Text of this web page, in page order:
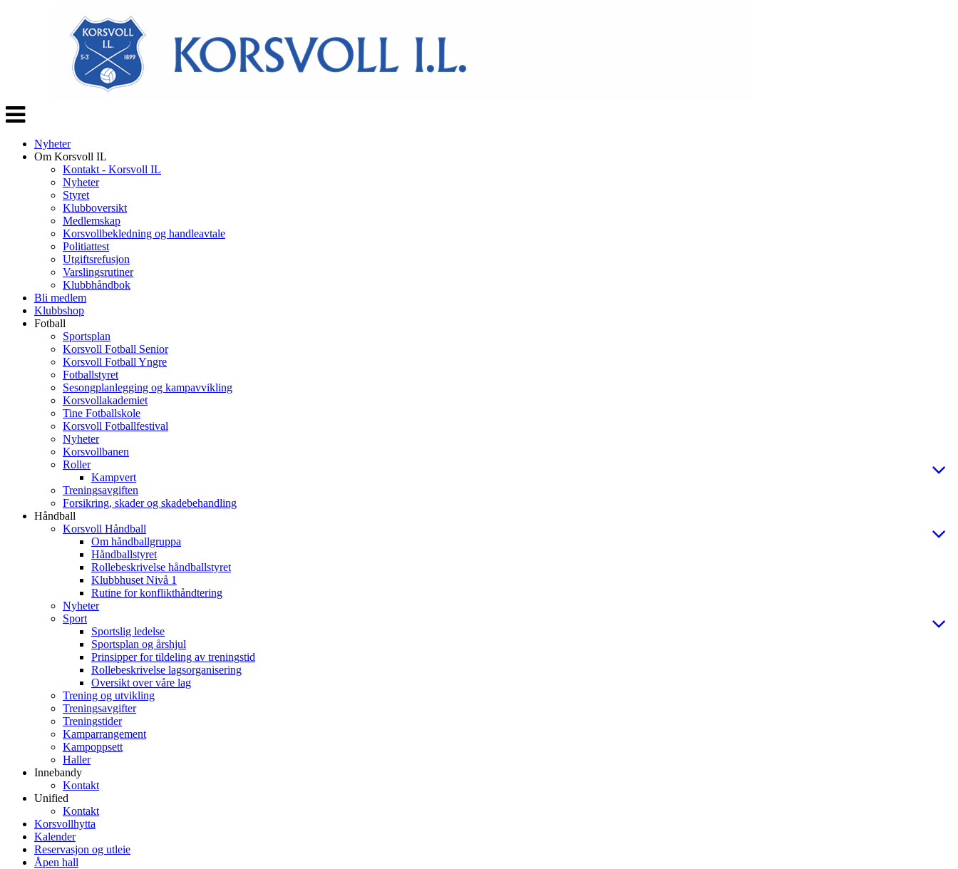
Veksle
navigasjon
Nyheter
Om Korsvoll IL
Kontakt - Korsvoll IL
Nyheter
Styret
Klubboversikt
Medlemskap
Korsvollbekledning og handleavtale
Politiattest
Utgiftsrefusjon
Varslingsrutiner
Klubbhåndbok
Bli medlem
Klubbshop
Fotball
Sportsplan
Korsvoll Fotball Senior
Korsvoll Fotball Yngre
Fotballstyret
Sesongplanlegging og kampavvikling
Korsvollakademiet
Tine Fotballskole
Korsvoll Fotballfestival
Nyheter
Korsvollbanen
Roller
Kampvert
Treningsavgiften
Forsikring, skader og skadebehandling
Håndball
Korsvoll Håndball
Om håndballgruppa
Håndballstyret
Rollebeskrivelse håndballstyret
Klubbhuset Nivå 1
Rutine for konflikthåndtering
Nyheter
Sport
Sportslig ledelse
Sportsplan og årshjul
Prinsipper for tildeling av treningstid
Rollebeskrivelse lagsorganisering
Oversikt over våre lag
Trening og utvikling
Treningsavgifter
Treningstider
Kamparrangement
Kampoppsett
Haller
Innebandy
Kontakt
Unified
Kontakt
Korsvollhytta
Kalender
Reservasjon og utleie
Åpen hall